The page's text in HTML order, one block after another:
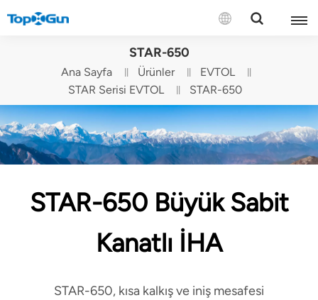
BİZE ULAŞIN
English
Español
Русский
Português(Brasil)
Türkçe
STAR-650
Ana Sayfa Ürünler
EVTOL
STAR Serisi EVTOL
STAR-650
STAR-650 Büyük Sabit
Kanatlı İHA
STAR-650, kısa kalkış ve iniş mesafesi